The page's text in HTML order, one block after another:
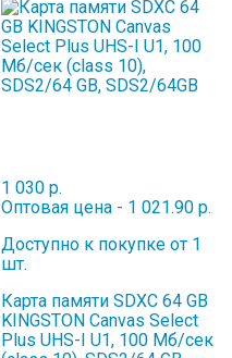
1 030 р.
Оптовая цена - 1 021.90 р.
Доступно к покупке от 1
шт.
Карта памяти SDXC 64 GB
KINGSTON Canvas Select
Plus UHS-I U1, 100 Мб/сек